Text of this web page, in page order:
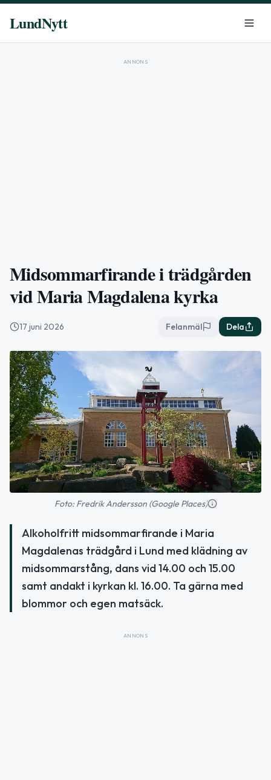
LundNytt
ANNONS
Midsommarfirande i trädgården
vid Maria Magdalena kyrka
17 juni 2026 Felanmäl Dela
Foto: Fredrik Andersson (Google Places)
Alkoholfritt midsommarfirande i Maria
Magdalenas trädgård i Lund med klädning av
midsommarstång, dans vid 14.00 och 15.00
samt andakt i kyrkan kl. 16.00. Ta gärna med
blommor och egen matsäck.
ANNONS